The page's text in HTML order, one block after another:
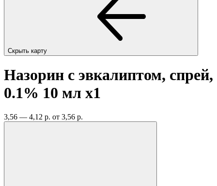
Скрыть карту
Назорин с эвкалиптом, спрей,
0.1% 10 мл x1
3,56 — 4,12 р. от 3,56 р.